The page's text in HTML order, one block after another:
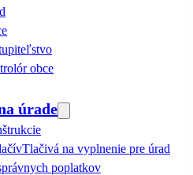
obce
úrade
Tlačivá na vyplnenie pre úrad
poplatkov